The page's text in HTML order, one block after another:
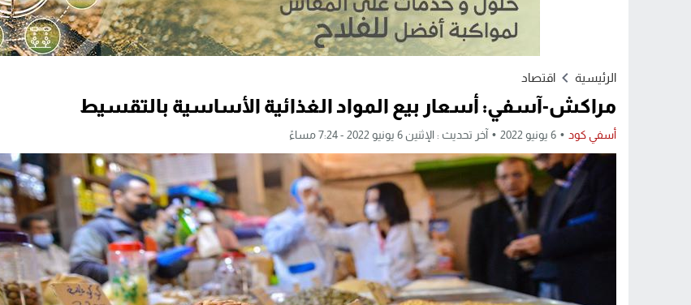
الرئيسية اقتصاد
مراكش-آسفي: أسعار بيع المواد الغذائية الأساسية بالتقسيط
أسفي كود 6 يونيو 2022 آخر تحديث : الإثنين 6 يونيو 2022 - 7:24 مساءً